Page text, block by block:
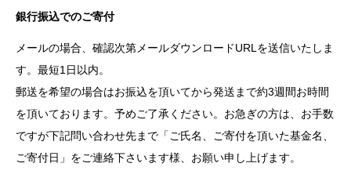
銀行振込でのご寄付
メールの場合、確認次第メールダウンロードURLを送信いたしま
す。最短1日以内。
郵送を希望の場合はお振込を頂いてから発送まで約3週間お時間
を頂いております。予めご了承ください。お急ぎの方は、お手数
ですが下記問い合わせ先まで「ご氏名、ご寄付を頂いた基金名、
ご寄付日」をご連絡下さいます様、お願い申し上げます。